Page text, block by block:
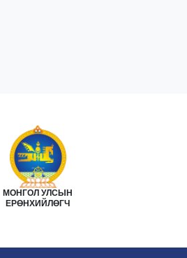
МОНГОЛ УЛСЫН
ЕРӨНХИЙЛӨГЧ